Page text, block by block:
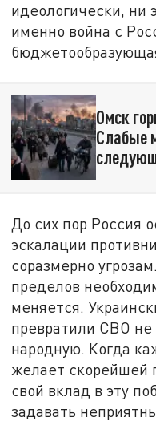
идеологически, ни
именно война с
Омск
Слабые
До сих пор Россия
эскалации
соразмерно
пределов
меняется.
превратили СВО не
народную. Когда
желает скорейшей
свой вклад в эту
задавать